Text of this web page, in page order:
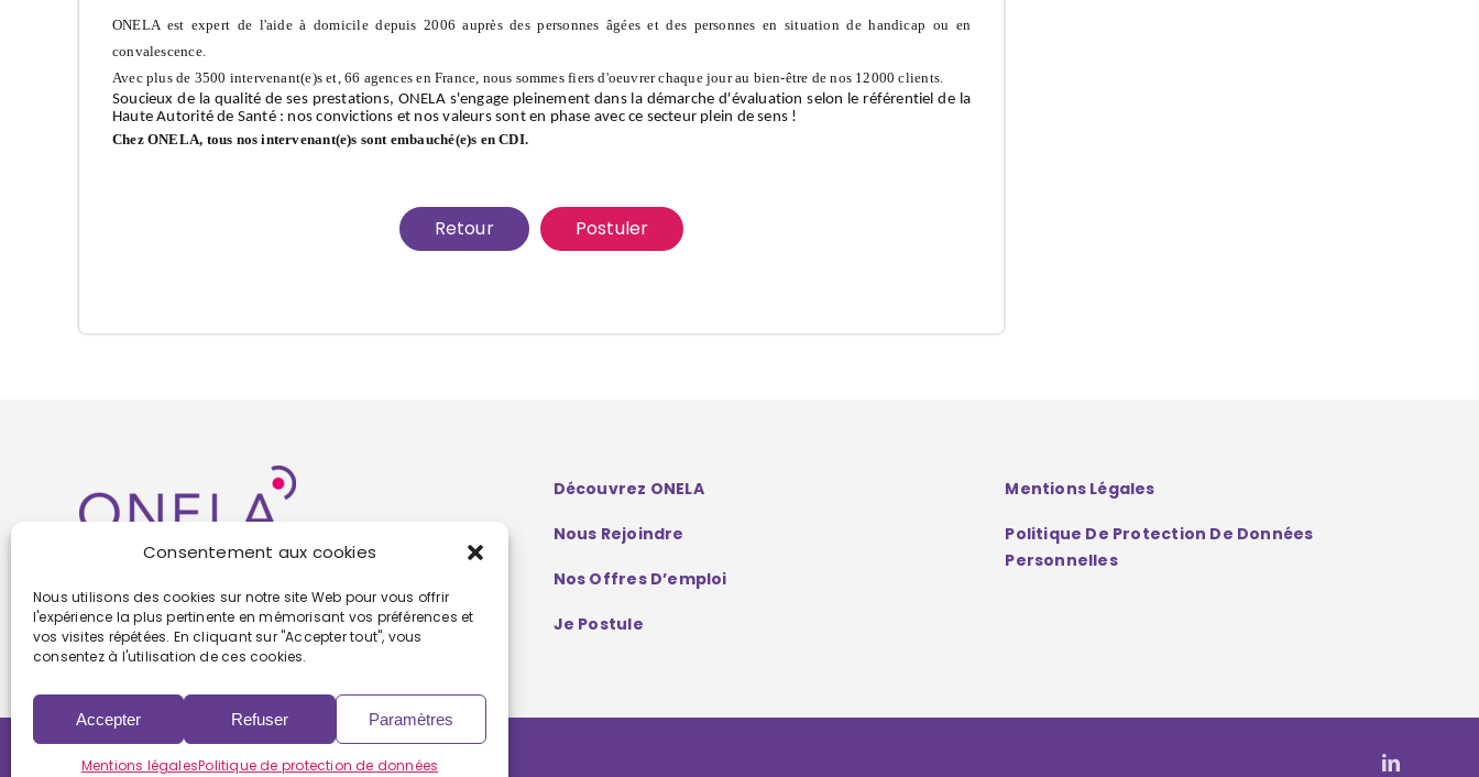
Consentement aux cookies
Nous utilisons des cookies sur notre site Web pour vous offrir
l'expérience la plus pertinente en mémorisant vos préférences et
vos visites répétées. En cliquant sur "Accepter tout", vous
consentez à l'utilisation de ces cookies.
Accepter Refuser Paramètres
Mentions légalesPolitique de protection de données
ONELA est expert de l'aide à domicile depuis 2006 auprès des personnes âgées et des personnes en situation de handicap ou en
convalescence.
Avec plus de 3500 intervenant(e)s et, 66 agences en France, nous sommes fiers d'oeuvrer chaque jour au bien-être de nos 12000 clients.
Soucieux de la qualité de ses prestations, ONELA s'engage pleinement dans la démarche d'évaluation selon le référentiel de la
Haute Autorité de Santé : nos convictions et nos valeurs sont en phase avec ce secteur plein de sens !
Chez ONELA, tous nos intervenant(e)s sont embauché(e)s en CDI.
Retour Postuler
Découvrez ONELA
Nous Rejoindre
Nos Offres D’emploi
Je Postule
Mentions Légales
Politique De Protection De Données
Personnelles
Copyright 2022 | Powered byEolia Software LinkedIn